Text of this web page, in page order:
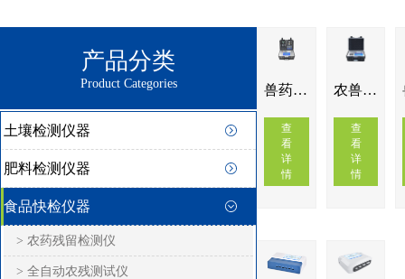
产品分类
Product Categories
土壤检测仪器
肥料检测仪器
食品快检仪器
> 农药残留检测仪
> 全自动农残测试仪
兽药残留检测仪IN-SYJC
查
看
详
情
农兽药残留检测仪IN-NSY
查
看
详
情